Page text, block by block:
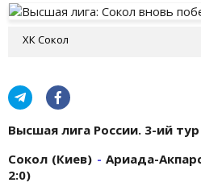
ХК Сокол
Высшая лига России. 3-ий тур
Сокол (Киев) - Ариада-
2:0)